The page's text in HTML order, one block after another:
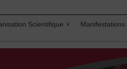
Scientifique Manifestations